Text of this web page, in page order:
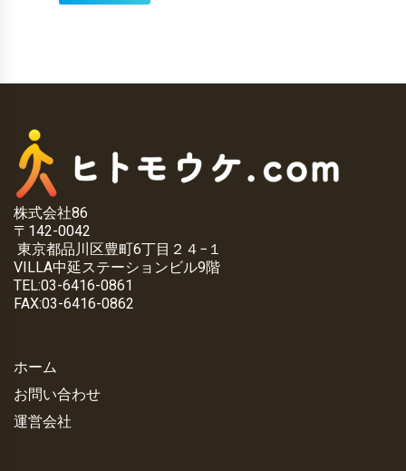
株式会社86
〒142-0042
東京都品川区豊町6丁目２４−１
VILLA中延ステーションビル9階
TEL:03-6416-0861
FAX:03-6416-0862
ホーム
お問い合わせ
運営会社